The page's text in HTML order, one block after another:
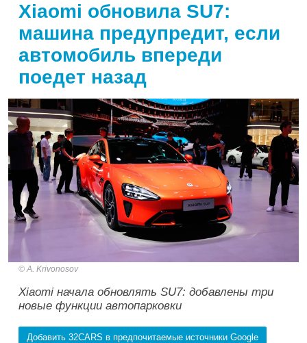
Xiaomi обновила SU7:
машина предупредит, если
автомобиль впереди
поедет назад
A. Krivonosov
Xiaomi начала обновлять SU7: добавлены три
новые функции автопарковки
Добавить 32CARS в предпочитаемые источники Google